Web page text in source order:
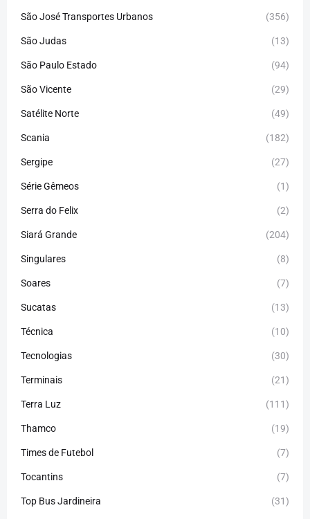
São José Transportes Urbanos (356)
São Judas (13)
São Paulo Estado (94)
São Vicente (29)
Satélite Norte (49)
Scania (182)
Sergipe (27)
Série Gêmeos (1)
Serra do Felix (2)
Siará Grande (204)
Singulares (8)
Soares (7)
Sucatas (13)
Técnica (10)
Tecnologias (30)
Terminais (21)
Terra Luz (111)
Thamco (19)
Times de Futebol (7)
Tocantins (7)
Top Bus Jardineira (31)